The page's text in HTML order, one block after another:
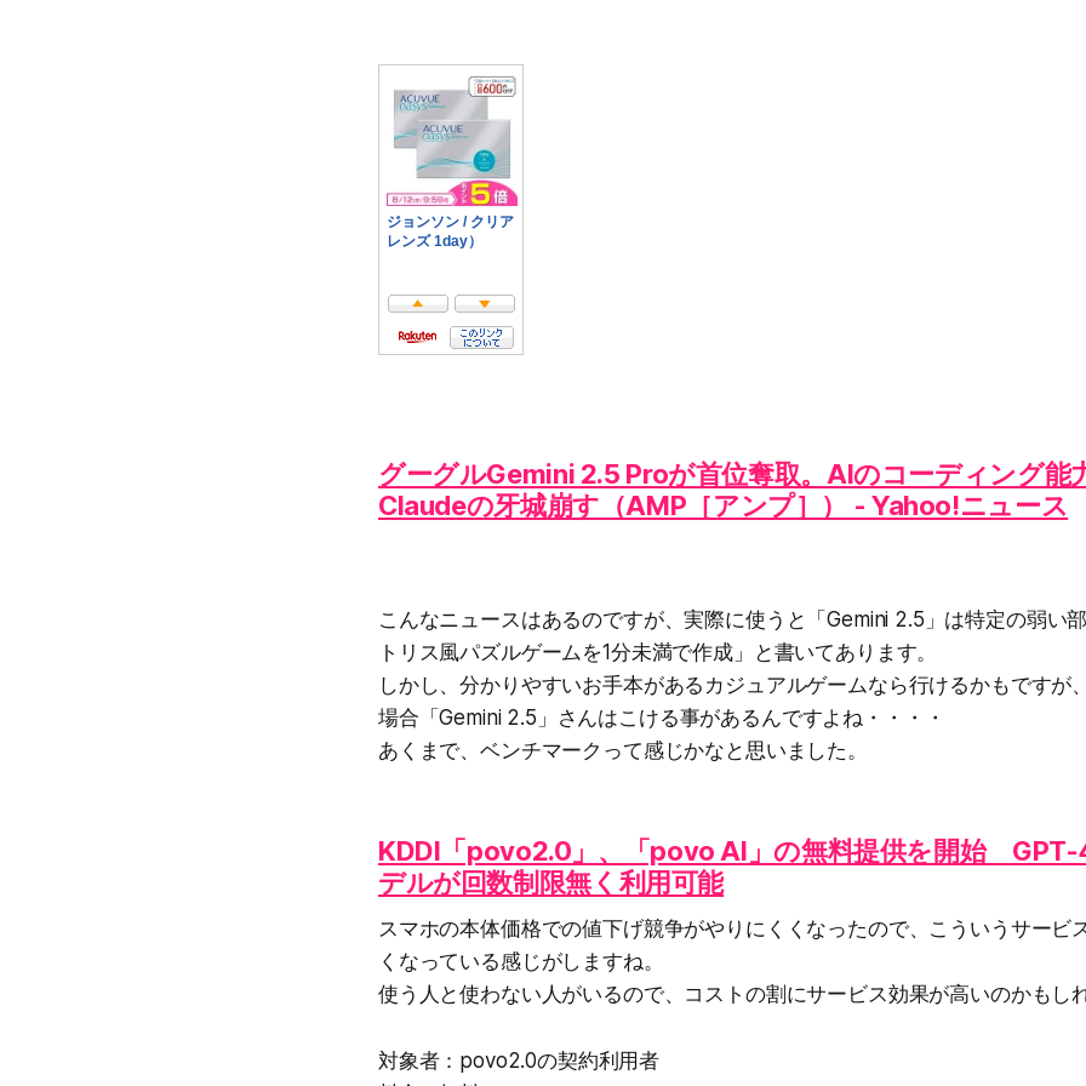
グーグルGemini 2.5 Proが首位奪取。AIのコーディング能
Claudeの牙城崩す（AMP［アンプ］） - Yahoo!ニュース
こんなニュースはあるのですが、実際に使うと「Gemini 2.5」は特定の弱い
トリス風パズルゲームを1分未満で作成」と書いてあります。
しかし、分かりやすいお手本があるカジュアルゲームなら行けるかもですが
場合「Gemini 2.5」さんはこける事があるんですよね・・・・
あくまで、ベンチマークって感じかなと思いました。
KDDI「povo2.0」、「povo AI」の無料提供を開始
デルが回数制限無く利用可能
スマホの本体価格での値下げ競争がやりにくくなったので、こういうサービ
くなっている感じがしますね。
使う人と使わない人がいるので、コストの割にサービス効果が高いのかもし
対象者：povo2.0の契約利用者